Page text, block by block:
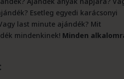
Esetleg egyedi karácsonyi
last minute ajándék? Mit
mindenkinek! Minden